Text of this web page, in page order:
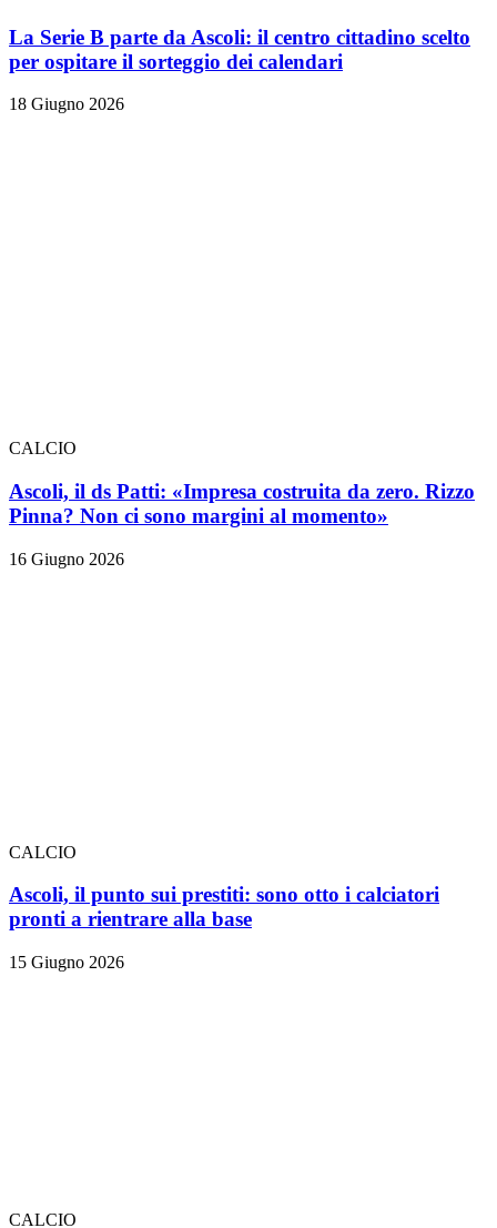
La Serie B parte da Ascoli: il centro cittadino scelto
per ospitare il sorteggio dei calendari
18 Giugno 2026
CALCIO
Ascoli, il ds Patti: «Impresa costruita da zero. Rizzo
Pinna? Non ci sono margini al momento»
16 Giugno 2026
CALCIO
Ascoli, il punto sui prestiti: sono otto i calciatori
pronti a rientrare alla base
15 Giugno 2026
CALCIO